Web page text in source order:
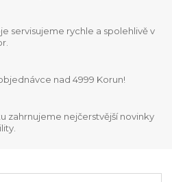
servisujeme rychle a spolehlivě v
nad 4999 Korun!
zahrnujeme nejčerstvější novinky